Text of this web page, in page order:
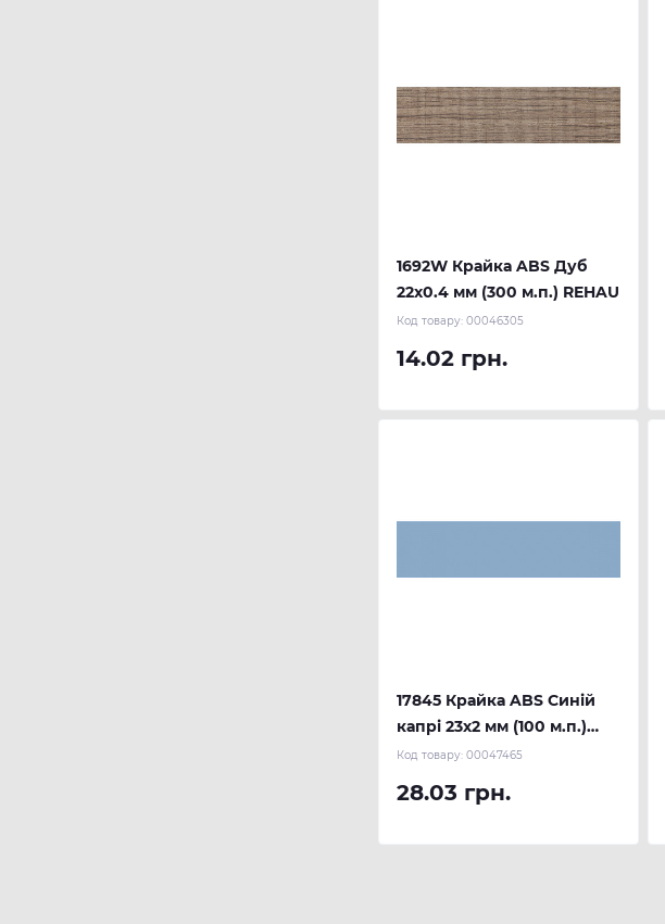
1692W Крайка ABS Дуб
22х0.4 мм (300 м.п.) REHAU
Код товару: 00046305
14.02 грн.
17845 Крайка ABS Синій
капрі 23х2 мм (100 м.п.)
REHAU
Код товару: 00047465
28.03 грн.